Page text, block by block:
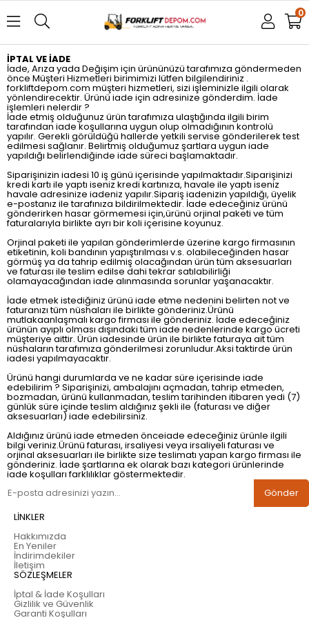
0
İPTAL VE İADE
İade, Arıza yada Değişim için ürününüzü tarafımıza göndermeden
önce Müşteri Hizmetleri birimimizi lütfen bilgilendiriniz .
forkliftdepom.com müşteri hizmetleri, sizi işleminizle ilgili olarak
yönlendirecektir. Ürünü iade için adresinize gönderdim. İade
işlemleri nelerdir ?
İade etmiş olduğunuz ürün tarafımıza ulaştığında ilgili birim
tarafından iade koşullarına uygun olup olmadığının kontrolü
yapılır. Gerekli görüldüğü hallerde yetkili servise gönderilerek test
edilmesi sağlanır. Belirtmiş olduğumuz şartlara uygun iade
yapıldığı belirlendiğinde iade süreci başlamaktadır.
Siparişinizin iadesi 10 iş günü içerisinde yapılmaktadır.Siparişinizi
kredi kartı ile yaptı iseniz kredi kartınıza, havale ile yaptı iseniz
havale adresinize iadeniz yapılır.Sipariş iadenizin yapıldığı, üyelik
e-postanız ile tarafınıza bildirilmektedir. İade edeceğiniz ürünü
gönderirken hasar görmemesi için,ürünü orjinal paketi ve tüm
faturalarıyla birlikte ayrı bir koli içerisine koyunuz.
Orjinal paketi ile yapılan gönderimlerde üzerine kargo firmasının
etiketinin, koli bandının yapıştırılması v.s. olabileceğinden hasar
görmüş ya da tahrip edilmiş olacağından ürün tüm aksesuarları
ve faturası ile teslim edilse dahi tekrar satılabilirliği
olamayacağından iade alınmasında sorunlar yaşanacaktır.
İade etmek istediğiniz ürünü iade etme nedenini belirten not ve
faturanızı tüm nüshaları ile birlikte gönderiniz.Ürünü
mutlakaanlaşmalı kargo firması ile gönderiniz. İade edeceğiniz
ürünün ayıplı olması dışındaki tüm iade nedenlerinde kargo ücreti
müşteriye aittir. Ürün iadesinde ürün ile birlikte faturaya ait tüm
nüshaların tarafımıza gönderilmesi zorunludur.Aksi taktirde ürün
iadesi yapılmayacaktır.
Ürünü hangi durumlarda ve ne kadar süre içerisinde iade
edebilirim ? Siparişinizi, ambalajını açmadan, tahrip etmeden,
bozmadan, ürünü kullanmadan, teslim tarihinden itibaren yedi (7)
günlük süre içinde teslim aldığınız şekli ile (faturası ve diğer
aksesuarları) iade edebilirsiniz.
Aldığınız ürünü iade etmeden önceiade edeceğiniz ürünle ilgili
bilgi veriniz.Ürünü faturası, irsaliyesi veya irsaliyeli faturası ve
orjinal aksesuarları ile birlikte size teslimatı yapan kargo firması ile
gönderiniz. İade şartlarına ek olarak bazı kategori ürünlerinde
iade koşulları farklılıklar göstermektedir.
Gönder
LİNKLER
Hakkımızda
En Yeniler
İndirimdekiler
İletişim
SÖZLEŞMELER
İptal & İade Koşulları
Gizlilik ve Güvenlik
Garanti Koşulları